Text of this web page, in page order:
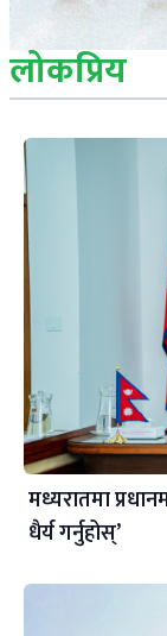
लोकप्रिय
मध्यरातमा
धैर्य गर्नुहोस्’